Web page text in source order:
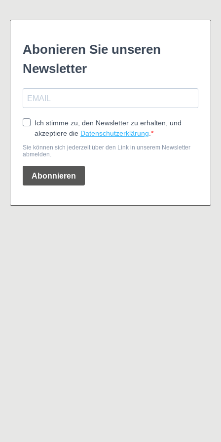
Abonieren Sie unseren
Newsletter
Ich stimme zu, den Newsletter zu erhalten, und
akzeptiere die Datenschutzerklärung
Sie können sich jederzeit über den Link in unserem Newsletter
abmelden.
Abonnieren